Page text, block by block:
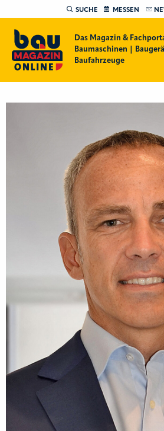
SUCHE MESSEN
Das Magazin &
Baumaschinen |
Baufahrzeuge